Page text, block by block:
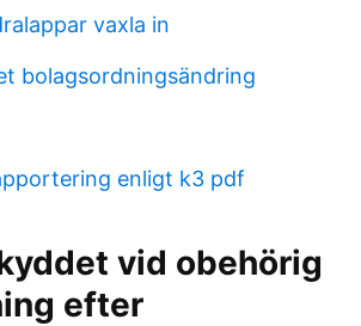
vaxla in
bolagsordningsändring
enligt k3 pdf
vid obehörig
efter